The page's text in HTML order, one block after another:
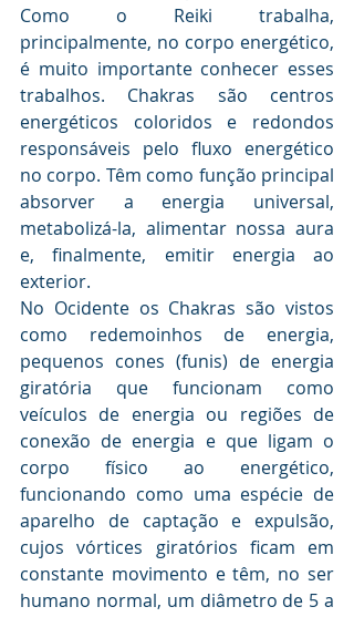
Como o Reiki trabalha,
principalmente, no corpo energético,
é muito importante conhecer esses
trabalhos. Chakras são centros
energéticos coloridos e redondos
responsáveis pelo fluxo energético
no corpo. Têm como função principal
absorver a energia universal,
metabolizá-la, alimentar nossa aura
e, finalmente, emitir energia ao
exterior.
No Ocidente os Chakras são vistos
como redemoinhos de energia,
pequenos cones (funis) de energia
giratória que funcionam como
veículos de energia ou regiões de
conexão de energia e que ligam o
corpo físico ao energético,
funcionando como uma espécie de
aparelho de captação e expulsão,
cujos vórtices giratórios ficam em
constante movimento e têm, no ser
humano normal, um diâmetro de 5 a